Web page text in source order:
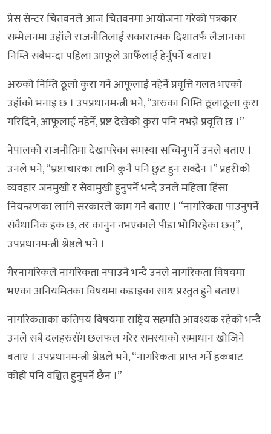
प्रेस सेन्टर चितवनले आज चितवनमा आयोजना गरेको पत्रकार
सम्मेलनमा उहाँले राजनीतिलाई सकारात्मक दिशातर्फ लैजानका
निम्ति सबैभन्दा पहिला आफूले आफैँलाई हेर्नुपर्ने बताए।
अरुको निम्ति ठूलो कुरा गर्ने आफूलाई नहेर्ने प्रवृत्ति गलत भएको
उहाँको भनाइ छ । उपप्रधानमन्त्री भने, “अरुका निम्ति ठूलाठूला कुरा
गरिदिने, आफूलाई नहेर्ने, प्रष्ट देखेको कुरा पनि नभन्ने प्रवृत्ति छ ।”
नेपालको राजनीतिमा देखापरेका समस्या सच्चिनुपर्ने उनले बताए ।
उनले भने, “भ्रष्टाचारका लागि कुनै पनि छुट हुन सक्दैन ।” प्रहरीको
व्यवहार जनमुखी र सेवामुखी हुनुपर्ने भन्दै उनले महिला हिंसा
नियन्त्रणका लागि सरकारले काम गर्ने बताए । “नागरिकता पाउनुपर्ने
संवैधानिक हक छ, तर कानुन नभएकाले पीडा भोगिरहेका छन्”,
उपप्रधानमन्त्री श्रेष्ठले भने ।
गैरनागरिकले नागरिकता नपाउने भन्दै उनले नागरिकता विषयमा
भएका अनियमितका विषयमा कडाइका साथ प्रस्तुत हुने बताए।
नागरिकताका कतिपय विषयमा राष्ट्रिय सहमति आवश्यक रहेको भन्दै
उनले सबै दलहरुसँग छलफल गरेर समस्याको समाधान खोजिने
बताए । उपप्रधानमन्त्री श्रेष्ठले भने, “नागरिकता प्राप्त गर्ने हकबाट
कोही पनि वञ्चित हुनुपर्ने छैन ।”